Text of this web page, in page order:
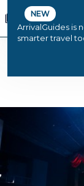
NEW
ArrivalGuides is
smarter travel